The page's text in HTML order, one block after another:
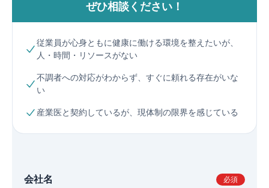
ぜひ相談ください！
従業員が心身ともに健康に働ける環境を整えたいが、
人・時間・リソースがない
不調者への対応がわからず、すぐに頼れる存在がいな
い
産業医と契約しているが、現体制の限界を感じている
会社名 必須